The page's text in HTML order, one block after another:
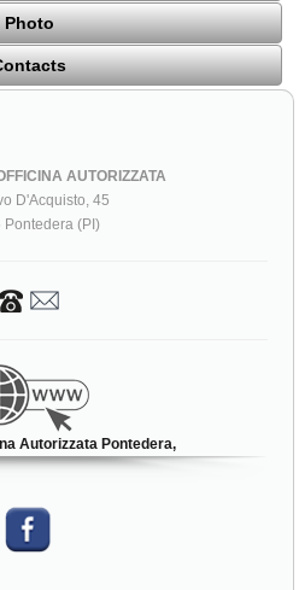
Photo
AUTORIZZATA
D'Acquisto, 45
Pontedera (PI)
Autorizzata Pontedera,